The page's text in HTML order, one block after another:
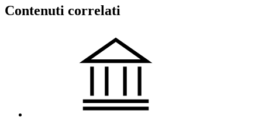
Contenuti correlati